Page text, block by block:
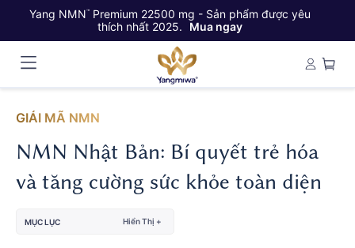
Yang NMN™Premium 22500 mg - Sản phẩm được yêu
thích nhất 2025.
Mua ngay
GIẢI MÃ NMN
NMN Nhật Bản: Bí quyết trẻ hóa
và tăng cường sức khỏe toàn diện
MỤC LỤC Hiển Thị +